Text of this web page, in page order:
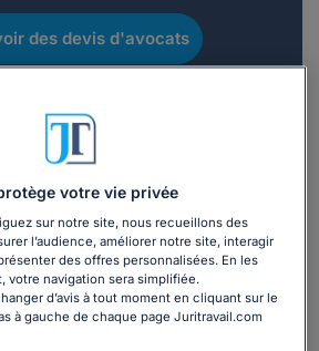
des devis d'avocats
une consultation par
téléphone ?
immédiatement
votre vie privée
sur notre site, nous recueillons des
l’audience, améliorer notre site, interagir
des offres personnalisées. En les
votre navigation sera simplifiée.
d’avis à tout moment en cliquant sur le
à gauche de chaque page Juritravail.com